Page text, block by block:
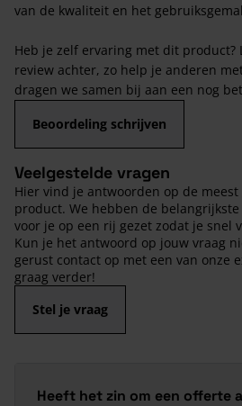
van de kwaliteit en het
Heb je zelf ervaring met dit product?
review achter, zo help je anderen
dragen we samen bij aan een nog
Beoordeling schrijven
Veelgestelde vragen
Hier vind je antwoorden op de
product. We hebben de
voor je op een rij gezet zodat je snel
Kun je het antwoord op jouw vraag
gerust contact op met een van onze
graag verder!
Stel je vraag
Heeft het zin om een offerte